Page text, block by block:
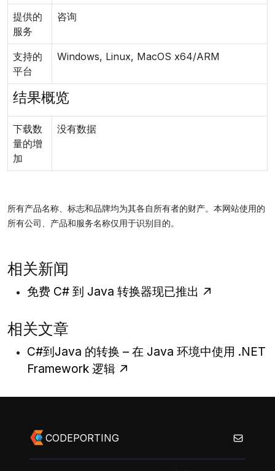
提供的
服务
咨询
支持的
平台
Windows, Linux, MacOS x64/ARM
结果概览
下载数
量的增
加
没有数据
所有产品名称、标志和品牌均为其各自所有者的财产。本网站使用的
所有公司、产品和服务名称仅用于识别目的。
相关新闻
免费 C# 到 Java 转换器现已推出
相关文章
C#到Java 的转换 – 在 Java 环境中使用 .NET
Framework 逻辑
CODEPORTING